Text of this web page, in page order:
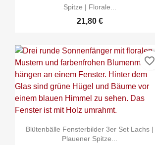
Spitze | Florale...
21,80 €
Blütenbälle Fensterbilder 3er Set Lachs |
Plauener Spitze...
favorite_border